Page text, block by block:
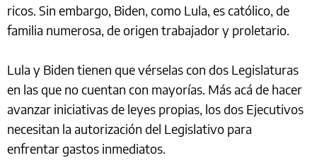
ricos. Sin embargo, Biden, como Lula, es católico, de
familia numerosa, de origen trabajador y proletario.
Lula y Biden tienen que vérselas con dos Legislaturas
en las que no cuentan con mayorías. Más acá de hacer
avanzar iniciativas de leyes propias, los dos Ejecutivos
necesitan la autorización del Legislativo para
enfrentar gastos inmediatos.